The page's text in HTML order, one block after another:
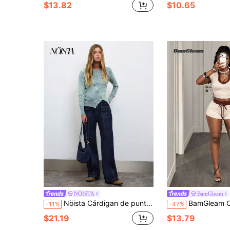
$13.82 $10.65
NÖISTA
-11% Nöista Cárdigan de punto verde degradado con botones asimétricos en la parte delantera. Estilo para otoño, fin de semana y uso diario.
$21.19
BamGleam
-47% BamGleam Conjunto de 2 piezas de estilo Y2K con contraste de color, top de
$13.79